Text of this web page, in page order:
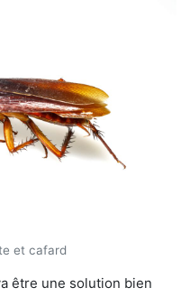
et cafard
être une solution bien